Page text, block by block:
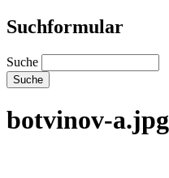
Suchformular
Suche
botvinov-a.jpg